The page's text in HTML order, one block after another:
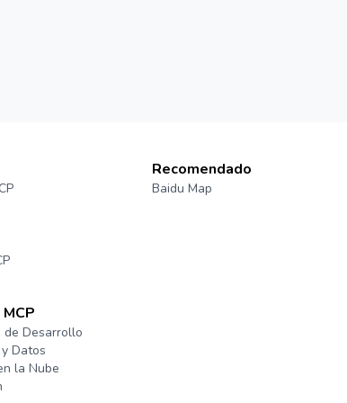
de Desarrollo
Datos
la Nube
Recomendado
Baidu Map